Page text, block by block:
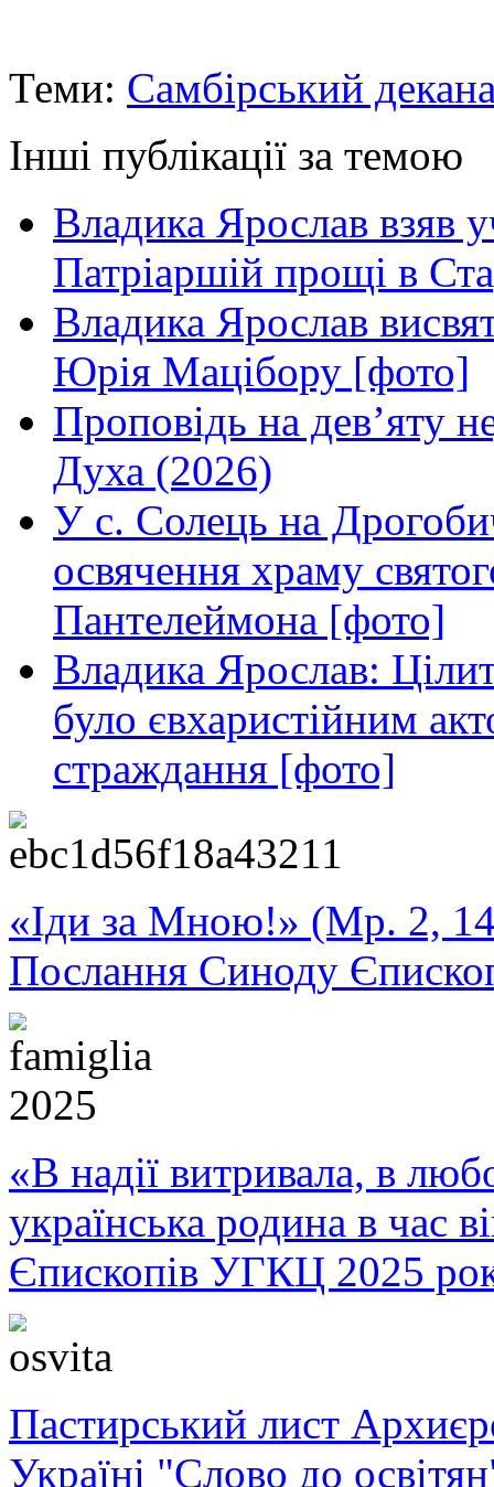
Теми: Самбірський
Інші публікації за темою
Владика Ярослав взяв
Патріаршій прощі в
Владика Ярослав
Юрія Мацібору [фото]
Проповідь на дев’яту
Духа (2026)
У с. Солець на
освячення храму
Пантелеймона [фото]
Владика Ярослав:
було євхаристійним
страждання [фото]
«Іди за Мною!» (Мр. 2,
Послання Синоду
«В надії витривала, в
українська родина в час
Єпископів УГКЦ 2025
Пастирський лист
Україні "Слово до